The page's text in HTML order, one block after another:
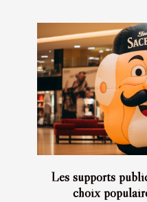
Les supports
choix